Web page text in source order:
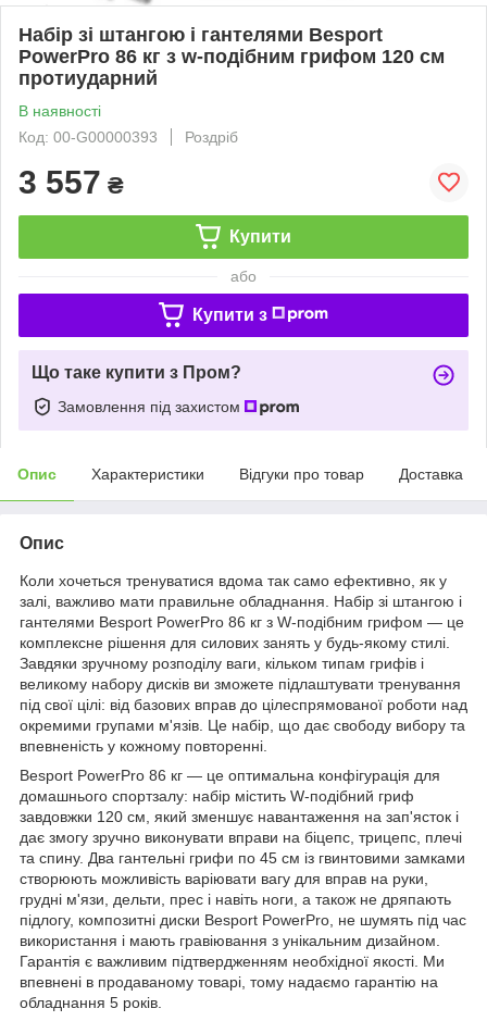
Набір зі штангою і гантелями Besport
PowerPro 86 кг з w-подібним грифом 120 см
протиударний
В наявності
Код: 00-G00000393
Роздріб
3 557 ₴
Купити
або
Купити з
Що таке купити з Пром?
Замовлення під захистом
Опис Характеристики Відгуки про товар Доставка
Опис
Коли хочеться тренуватися вдома так само ефективно, як у
залі, важливо мати правильне обладнання. Набір зі штангою і
гантелями Besport PowerPro 86 кг з W-подібним грифом — це
комплексне рішення для силових занять у будь-якому стилі.
Завдяки зручному розподілу ваги, кільком типам грифів і
великому набору дисків ви зможете підлаштувати тренування
під свої цілі: від базових вправ до цілеспрямованої роботи над
окремими групами м'язів. Це набір, що дає свободу вибору та
впевненість у кожному повторенні.
Besport PowerPro 86 кг — це оптимальна конфігурація для
домашнього спортзалу: набір містить W-подібний гриф
завдовжки 120 см, який зменшує навантаження на зап'ясток і
дає змогу зручно виконувати вправи на біцепс, трицепс, плечі
та спину. Два гантельні грифи по 45 см із гвинтовими замками
створюють можливість варіювати вагу для вправ на руки,
грудні м'язи, дельти, прес і навіть ноги, а також не дряпають
підлогу, композитні диски Besport PowerPro, не шумять під час
використання і мають гравіювання з унікальним дизайном.
Гарантія є важливим підтвердженням необхідної якості. Ми
впевнені в продаваному товарі, тому надаємо гарантію на
обладнання 5 років.